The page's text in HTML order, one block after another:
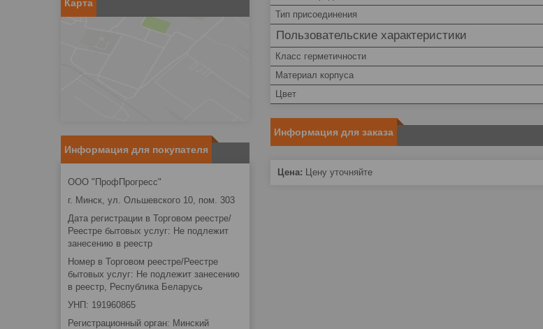
Тип присоединения
Пользовательские характеристики
Класс герметичности
Материал корпуса
Цвет
Информация для заказа
Цена: Цену уточняйте
Карта
Информация для покупателя
ООО "ПрофПрогресс"
г. Минск, ул. Ольшевского 10, пом. 303
Дата регистрации в Торговом реестре/
Реестре бытовых услуг: Не подлежит
занесению в реестр
Номер в Торговом реестре/Реестре
бытовых услуг: Не подлежит занесению
в реестр, Республика Беларусь
УНП: 191960865
Регистрационный орган: Минский